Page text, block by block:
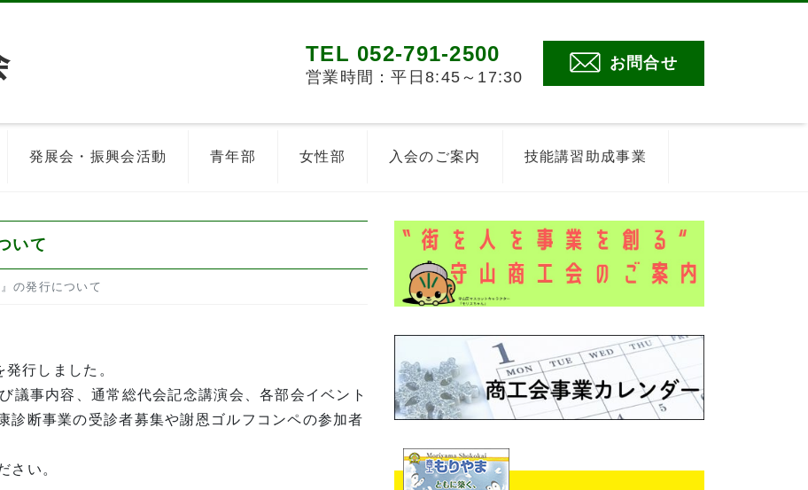
TEL 052-791-2500
営業時間：平日8:45～17:30
お問合せ
発展会・振興会活動 青年部 女性部 入会のご案内 技能講習助成事業
いて
の発行について
行しました。
事内容、通常総代会記念講演会、各部会イベント
診断事業の受診者募集や謝恩ゴルフコンペの参加者
さい。